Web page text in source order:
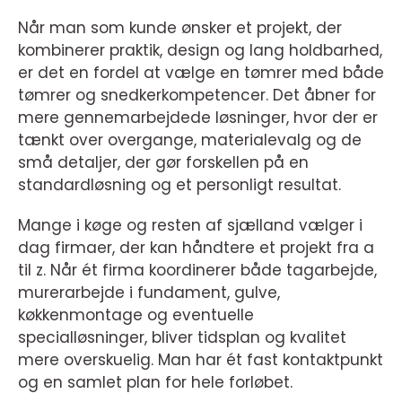
Når man som kunde ønsker et projekt, der
kombinerer praktik, design og lang holdbarhed,
er det en fordel at vælge en tømrer med både
tømrer og snedkerkompetencer. Det åbner for
mere gennemarbejdede løsninger, hvor der er
tænkt over overgange, materialevalg og de
små detaljer, der gør forskellen på en
standardløsning og et personligt resultat.
Mange i køge og resten af sjælland vælger i
dag firmaer, der kan håndtere et projekt fra a
til z. Når ét firma koordinerer både tagarbejde,
murerarbejde i fundament, gulve,
køkkenmontage og eventuelle
specialløsninger, bliver tidsplan og kvalitet
mere overskuelig. Man har ét fast kontaktpunkt
og en samlet plan for hele forløbet.